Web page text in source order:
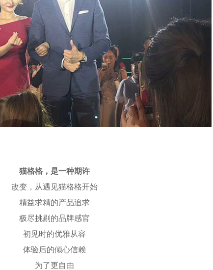
猫格格，是一种期许
改变，从遇见猫格格开始
精益求精的产品追求
极尽挑剔的品牌感官
初见时的优雅从容
体验后的倾心信赖
为了更自由